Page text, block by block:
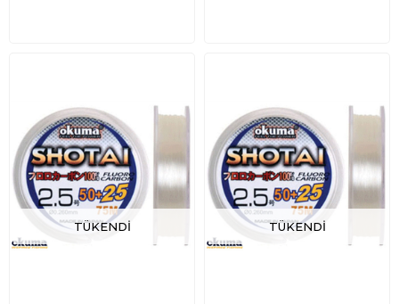
TÜKENDI TÜKENDI